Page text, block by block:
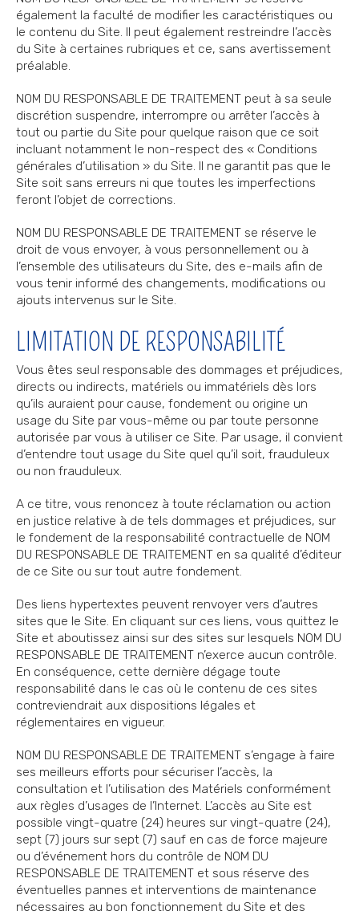
également la faculté de modifier les caractéristiques ou
le contenu du Site. Il peut également restreindre l’accès
du Site à certaines rubriques et ce, sans avertissement
préalable.
NOM DU RESPONSABLE DE TRAITEMENT peut à sa seule
discrétion suspendre, interrompre ou arrêter l’accès à
tout ou partie du Site pour quelque raison que ce soit
incluant notamment le non-respect des « Conditions
générales d’utilisation » du Site. Il ne garantit pas que le
Site soit sans erreurs ni que toutes les imperfections
feront l’objet de corrections.
NOM DU RESPONSABLE DE TRAITEMENT se réserve le
droit de vous envoyer, à vous personnellement ou à
l’ensemble des utilisateurs du Site, des e-mails afin de
vous tenir informé des changements, modifications ou
ajouts intervenus sur le Site.
LIMITATION DE RESPONSABILITÉ
Vous êtes seul responsable des dommages et préjudices,
directs ou indirects, matériels ou immatériels dès lors
qu’ils auraient pour cause, fondement ou origine un
usage du Site par vous-même ou par toute personne
autorisée par vous à utiliser ce Site. Par usage, il convient
d’entendre tout usage du Site quel qu’il soit, frauduleux
ou non frauduleux.
A ce titre, vous renoncez à toute réclamation ou action
en justice relative à de tels dommages et préjudices, sur
le fondement de la responsabilité contractuelle de NOM
DU RESPONSABLE DE TRAITEMENT en sa qualité d’éditeur
de ce Site ou sur tout autre fondement.
Des liens hypertextes peuvent renvoyer vers d’autres
sites que le Site. En cliquant sur ces liens, vous quittez le
Site et aboutissez ainsi sur des sites sur lesquels NOM DU
RESPONSABLE DE TRAITEMENT n’exerce aucun contrôle.
En conséquence, cette dernière dégage toute
responsabilité dans le cas où le contenu de ces sites
contreviendrait aux dispositions légales et
réglementaires en vigueur.
NOM DU RESPONSABLE DE TRAITEMENT s’engage à faire
ses meilleurs efforts pour sécuriser l’accès, la
consultation et l’utilisation des Matériels conformément
aux règles d’usages de l’Internet. L’accès au Site est
possible vingt-quatre (24) heures sur vingt-quatre (24),
sept (7) jours sur sept (7) sauf en cas de force majeure
ou d’événement hors du contrôle de NOM DU
RESPONSABLE DE TRAITEMENT et sous réserve des
éventuelles pannes et interventions de maintenance
nécessaires au bon fonctionnement du Site et des